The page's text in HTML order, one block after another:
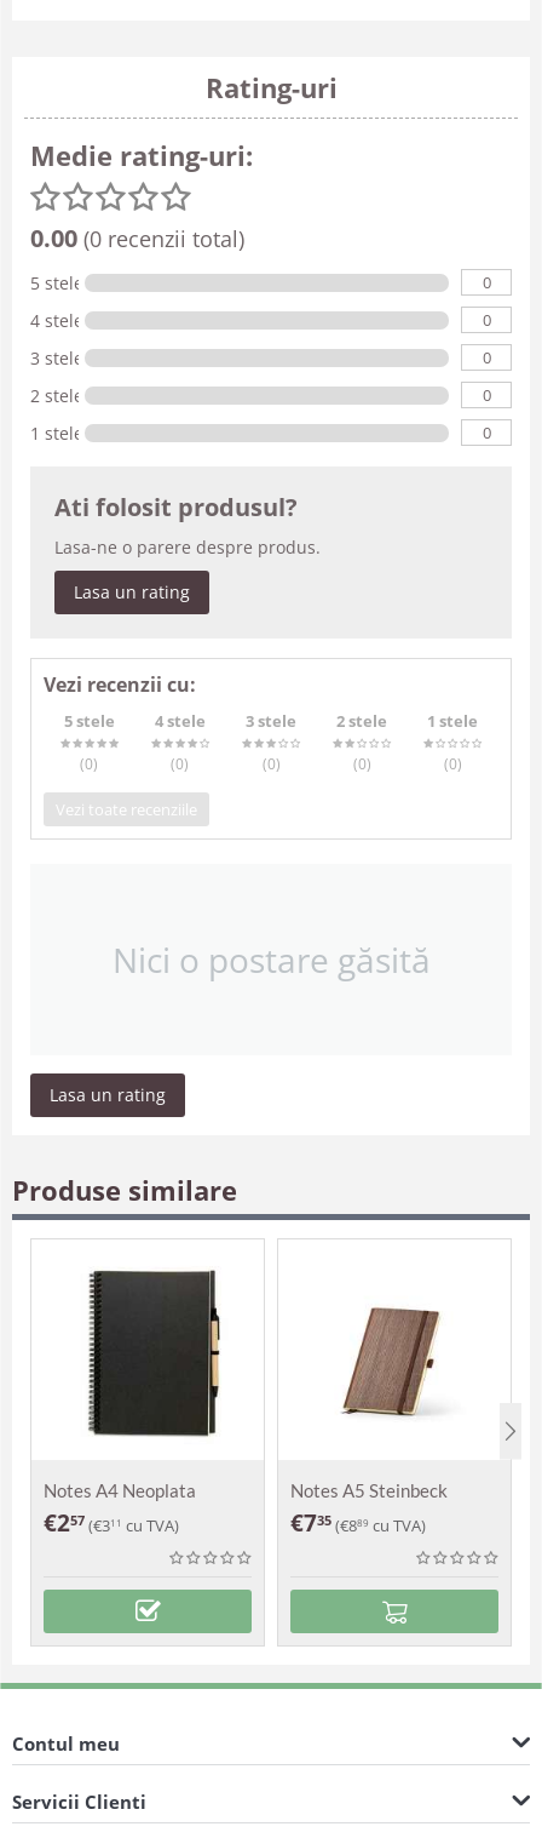
Rating-uri
Medie rating-uri:
0.00 (0 recenzii total)
5 stele 0
4 stele 0
3 stele 0
2 stele 0
1 stele 0
Ati folosit produsul?
Lasa-ne o parere despre produs.
Lasa un rating
Vezi recenzii cu:
5 stele
(0)
4 stele
(0)
3 stele
(0)
2 stele
(0)
1 stele
(0)
Vezi toate recenziile
Nici o postare găsită
Lasa un rating
Produse similare
Notes A4 Neoplata
€257 (€311 cu TVA)
Notes A5 Steinbeck
€735 (€889 cu TVA)
Contul meu
Servicii Clienti